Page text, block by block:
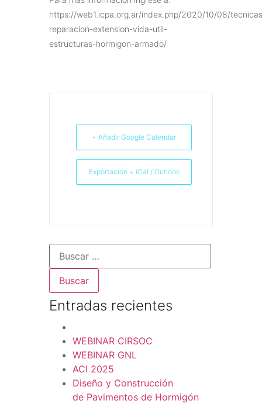
https://web1.icpa.org.ar/index.php/2020/10/08/
reparacion-extension-vida-util-
estructuras-hormigon-armado/
+ Añadir Google Calendar
Exportación + iCal / Outlook
Entradas recientes
WEBINAR CIRSOC
WEBINAR GNL
ACI 2025
Diseño y Construcción
de Pavimentos de Hormigón